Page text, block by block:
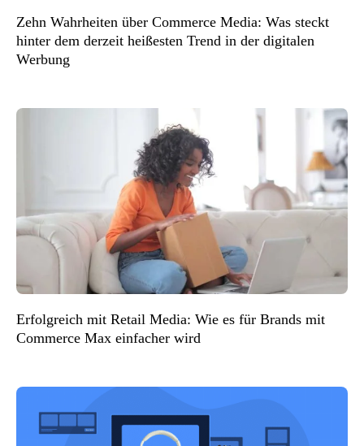
Zehn Wahrheiten über Commerce Media: Was steckt
hinter dem derzeit heißesten Trend in der digitalen
Werbung
Erfolgreich mit Retail Media: Wie es für Brands mit
Commerce Max einfacher wird